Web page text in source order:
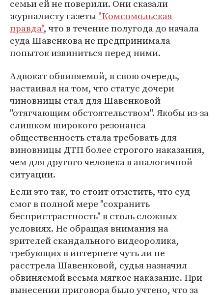
семьи ей не поверили. Они сказали
журналисту газеты"Комсомольская
правда", что в течение полугода до начала
суда Шавенкова не предпринимала
попыток извиниться перед ними.
Адвокат обвиняемой, в свою очередь,
настаивал на том, что статус дочери
чиновницы стал для Шавенковой
"отягчающим обстоятельством". Якобы из-за
слишком широкого резонанса
общественность стала требовать для
виновницы ДТП более строгого наказания,
чем для другого человека в аналогичной
ситуации.
Если это так, то стоит отметить, что суд
смог в полной мере "сохранить
беспристрастность" в столь сложных
условиях. Не обращая внимания на
зрителей скандального видеоролика,
требующих в интернете чуть ли не
расстрела Шавенковой, судья назначил
обвиняемой весьма мягкое наказание. При
вынесении приговора было учтено, что за